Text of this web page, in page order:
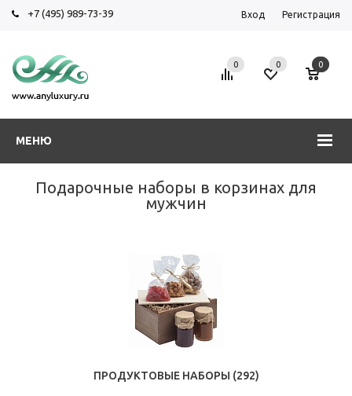
+7 (495) 989-73-39 Вход Регистрация
МЕНЮ
0 0 0
Подарочные наборы в корзинах для
мужчин
ПРОДУКТОВЫЕ НАБОРЫ (292)